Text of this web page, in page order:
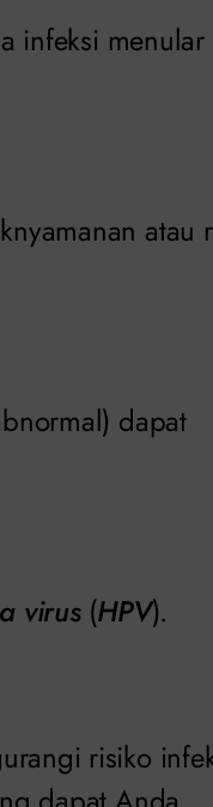
infeksi menular
atau
dapat
virus(HPV).
risiko